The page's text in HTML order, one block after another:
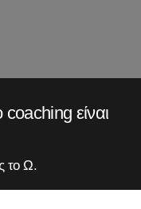
είναι
το Ω.